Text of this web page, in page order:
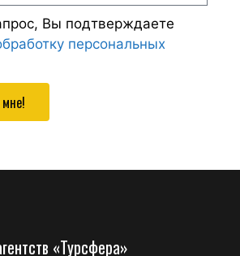
Вы подтверждаете
персональных
«Турсфера»